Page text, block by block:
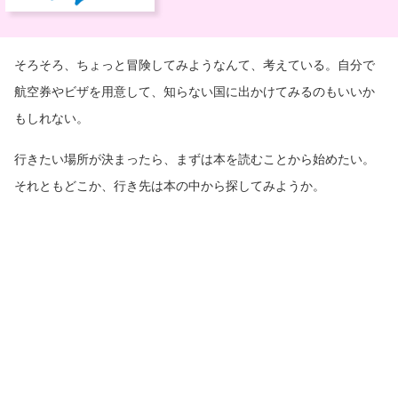
そろそろ、ちょっと冒険してみようなんて、考えている。自分で
航空券やビザを用意して、知らない国に出かけてみるのもいいか
もしれない。
行きたい場所が決まったら、まずは本を読むことから始めたい。
それともどこか、行き先は本の中から探してみようか。